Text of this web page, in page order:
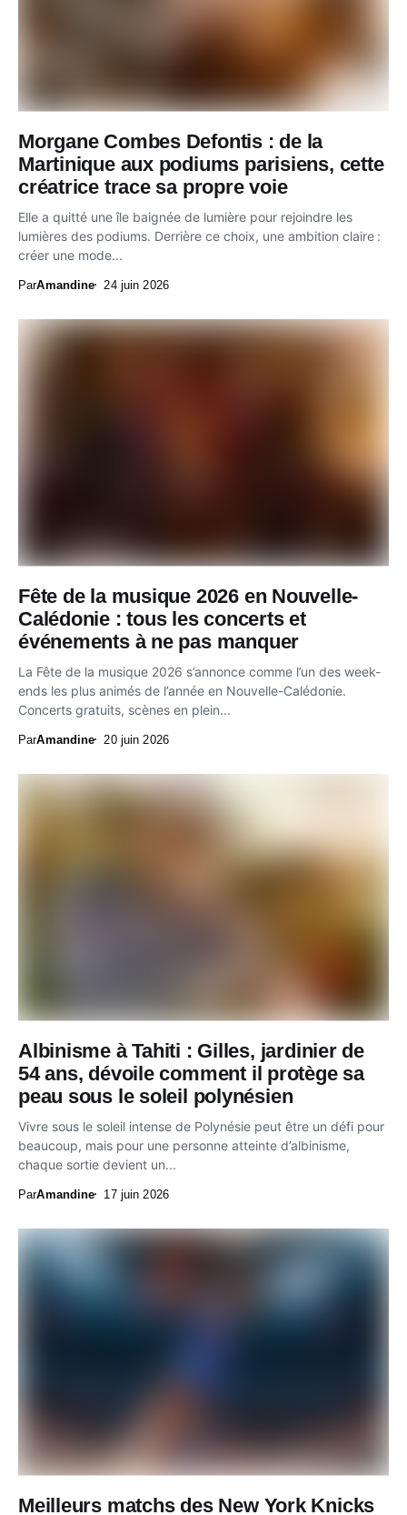
Morgane Combes Defontis : de la
Martinique aux podiums parisiens, cette
créatrice trace sa propre voie
Elle a quitté une île baignée de lumière pour rejoindre les
lumières des podiums. Derrière ce choix, une ambition claire :
créer une mode...
ParAmandine 24 juin 2026
Fête de la musique 2026 en Nouvelle-
Calédonie : tous les concerts et
événements à ne pas manquer
La Fête de la musique 2026 s’annonce comme l’un des week-
ends les plus animés de l’année en Nouvelle-Calédonie.
Concerts gratuits, scènes en plein...
ParAmandine 20 juin 2026
Albinisme à Tahiti : Gilles, jardinier de
54 ans, dévoile comment il protège sa
peau sous le soleil polynésien
Vivre sous le soleil intense de Polynésie peut être un défi pour
beaucoup, mais pour une personne atteinte d’albinisme,
chaque sortie devient un...
ParAmandine 17 juin 2026
Meilleurs matchs des New York Knicks